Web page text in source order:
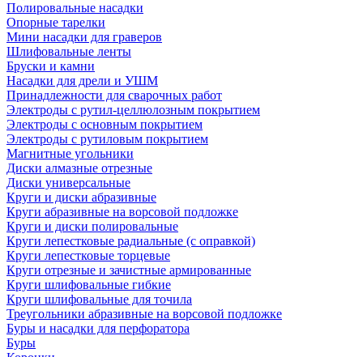
Полировальные насадки
Опорные тарелки
Мини насадки для граверов
Шлифовальные ленты
Бруски и камни
Насадки для дрели и УШМ
Принадлежности для сварочных работ
Электроды с рутил-целлюлозным покрытием
Электроды с основным покрытием
Электроды с рутиловым покрытием
Магнитные угольники
Диски алмазные отрезные
Диски универсальные
Круги и диски абразивные
Круги абразивные на ворсовой подложке
Круги и диски полировальные
Круги лепестковые радиальные (с оправкой)
Круги лепестковые торцевые
Круги отрезные и зачистные армированные
Круги шлифовальные гибкие
Круги шлифовальные для точила
Треугольники абразивные на ворсовой подложке
Буры и насадки для перфоратора
Буры